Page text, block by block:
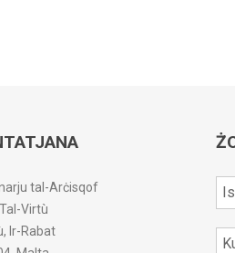
tal-Arċisqof
Virtù
Ir-Rabat